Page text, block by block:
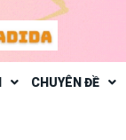
CHUYÊN ĐỀ